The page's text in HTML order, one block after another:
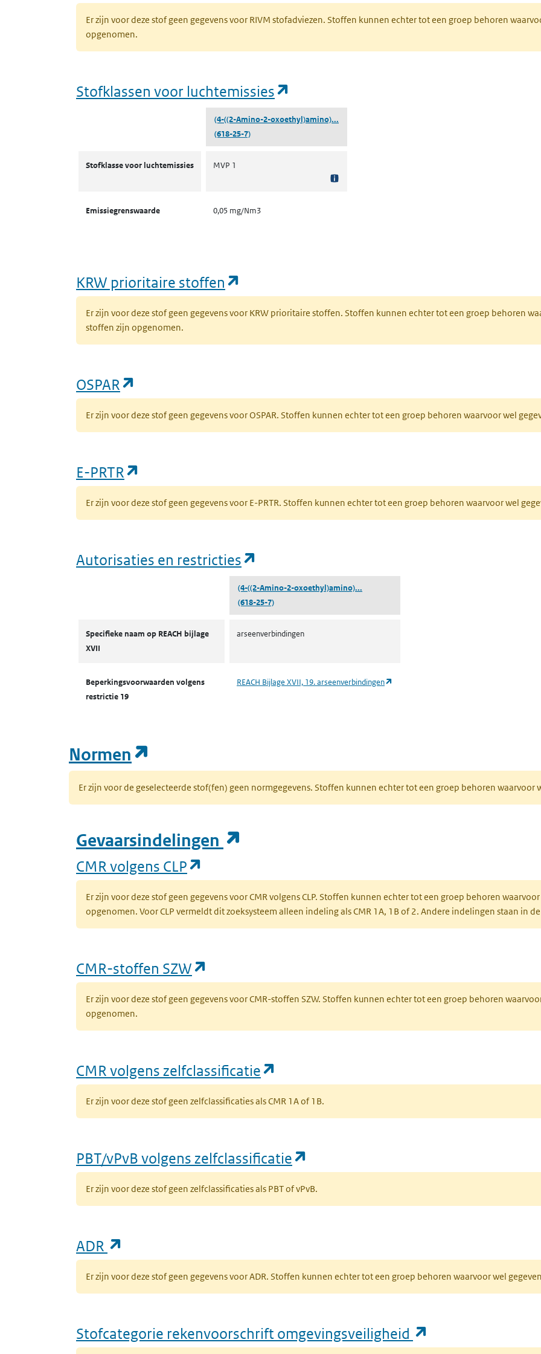
Er zijn voor deze stof geen gegevens voor RIVM stofadviezen. Stoffen kunnen echter tot een groep behoren
opgenomen.
Stofklassen voor luchtemissies
(4-((2-Amino-2-oxoethyl)amino)...
(618-25-7)
Stofklasse voor luchtemissies MVP 1
Emissiegrenswaarde 0,05 mg/Nm3
KRW prioritaire stoffen
Er zijn voor deze stof geen gegevens voor KRW prioritaire stoffen. Stoffen kunnen echter tot een groep behoren
stoffen zijn opgenomen.
OSPAR
Er zijn voor deze stof geen gegevens voor OSPAR. Stoffen kunnen echter tot een groep behoren waarvoor wel
E-PRTR
Er zijn voor deze stof geen gegevens voor E-PRTR. Stoffen kunnen echter tot een groep behoren waarvoor wel
Autorisaties en restricties
(4-((2-Amino-2-oxoethyl)amino)...
(618-25-7)
Specifieke naam op REACH bijlage
XVII
arseenverbindingen
Beperkingsvoorwaarden volgens
restrictie 19
REACH Bijlage XVII, 19. arseenverbindingen
Normen
Er zijn voor de geselecteerde stof(fen) geen normgegevens. Stoffen kunnen echter tot een groep behoren waarvoor
Gevaarsindelingen
CMR volgens CLP
Er zijn voor deze stof geen gegevens voor CMR volgens CLP. Stoffen kunnen echter tot een groep behoren
opgenomen. Voor CLP vermeldt dit zoeksysteem alleen indeling als CMR 1A, 1B of 2. Andere indelingen staan in
CMR-stoffen SZW
Er zijn voor deze stof geen gegevens voor CMR-stoffen SZW. Stoffen kunnen echter tot een groep behoren
opgenomen.
CMR volgens zelfclassificatie
Er zijn voor deze stof geen zelfclassificaties als CMR 1A of 1B.
PBT/vPvB volgens zelfclassificatie
Er zijn voor deze stof geen zelfclassificaties als PBT of vPvB.
ADR
Er zijn voor deze stof geen gegevens voor ADR. Stoffen kunnen echter tot een groep behoren waarvoor wel
Stofcategorie rekenvoorschrift omgevingsveiligheid